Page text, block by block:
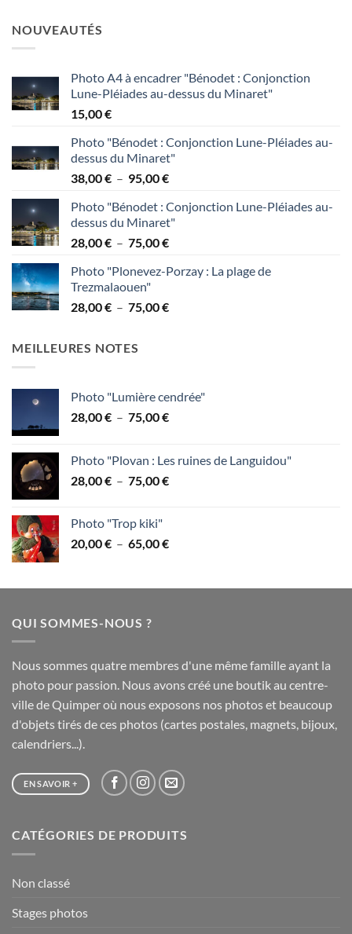
NOUVEAUTÉS
Photo A4 à encadrer "Bénodet : Conjonction
Lune-Pléiades au-dessus du Minaret"
15,00€
Photo "Bénodet : Conjonction Lune-Pléiades au-
dessus du Minaret"
38,00€ – 95,00€Plage
prix :
38,00 €
à
Photo "Bénodet : Conjonction Lune-Pléiades au-
dessus du Minaret"
28,00€ – 75,00€Plage
prix :
à
Photo "Plonevez-Porzay : La plage de
Trezmalaouen"
28,00€ – 75,00€Plage
MEILLEURES NOTES
Photo "Lumière cendrée"
28,00€ – 75,00€Plage
28,00 €
à
Photo "Plovan : Les ruines de Languidou"
28,00€ – 75,00€Plage
à
Photo "Trop kiki"
20,00€ – 65,00€Plage
20,00 €
QUI SOMMES-NOUS ?
Nous sommes quatre membres d'une même famille ayant la
photo pour passion. Nous avons créé une boutik au centre-
ville de Quimper où nous exposons nos photos et beaucoup
d'objets tirés de ces photos (cartes postales, magnets, bijoux,
calendriers...).
EN SAVOIR +
CATÉGORIES DE PRODUITS
Non classé
Stages photos